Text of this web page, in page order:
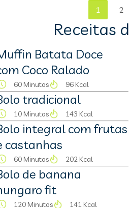
1 2
Receitas
Batata Doce
Coco Ralado
60 Minutos 96 Kcal
tradicional
10 Minutos 143 Kcal
integral com frutas
castanhas
60 Minutos 202 Kcal
de banana
fit
120 Minutos 141 Kcal